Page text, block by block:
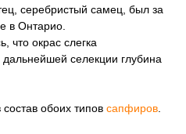
серебристый самец, был за
в Онтарио.
что окрас слегка
селекции глубина
обоих типов сапфиров